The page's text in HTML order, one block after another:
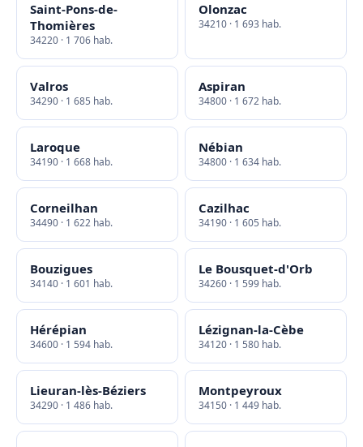
Saint-Pons-de-
Thomières
34220 · 1 706 hab.
Olonzac
34210 · 1 693 hab.
Valros
34290 · 1 685 hab.
Aspiran
34800 · 1 672 hab.
Laroque
34190 · 1 668 hab.
Nébian
34800 · 1 634 hab.
Corneilhan
34490 · 1 622 hab.
Cazilhac
34190 · 1 605 hab.
Bouzigues
34140 · 1 601 hab.
Le Bousquet-d'Orb
34260 · 1 599 hab.
Hérépian
34600 · 1 594 hab.
Lézignan-la-Cèbe
34120 · 1 580 hab.
Lieuran-lès-Béziers
34290 · 1 486 hab.
Montpeyroux
34150 · 1 449 hab.